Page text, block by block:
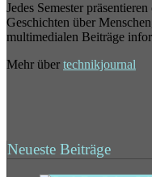
Jedes Semester
Geschichten über
multimedialen Beiträge
Mehr über technikjournal
Neueste Beiträge